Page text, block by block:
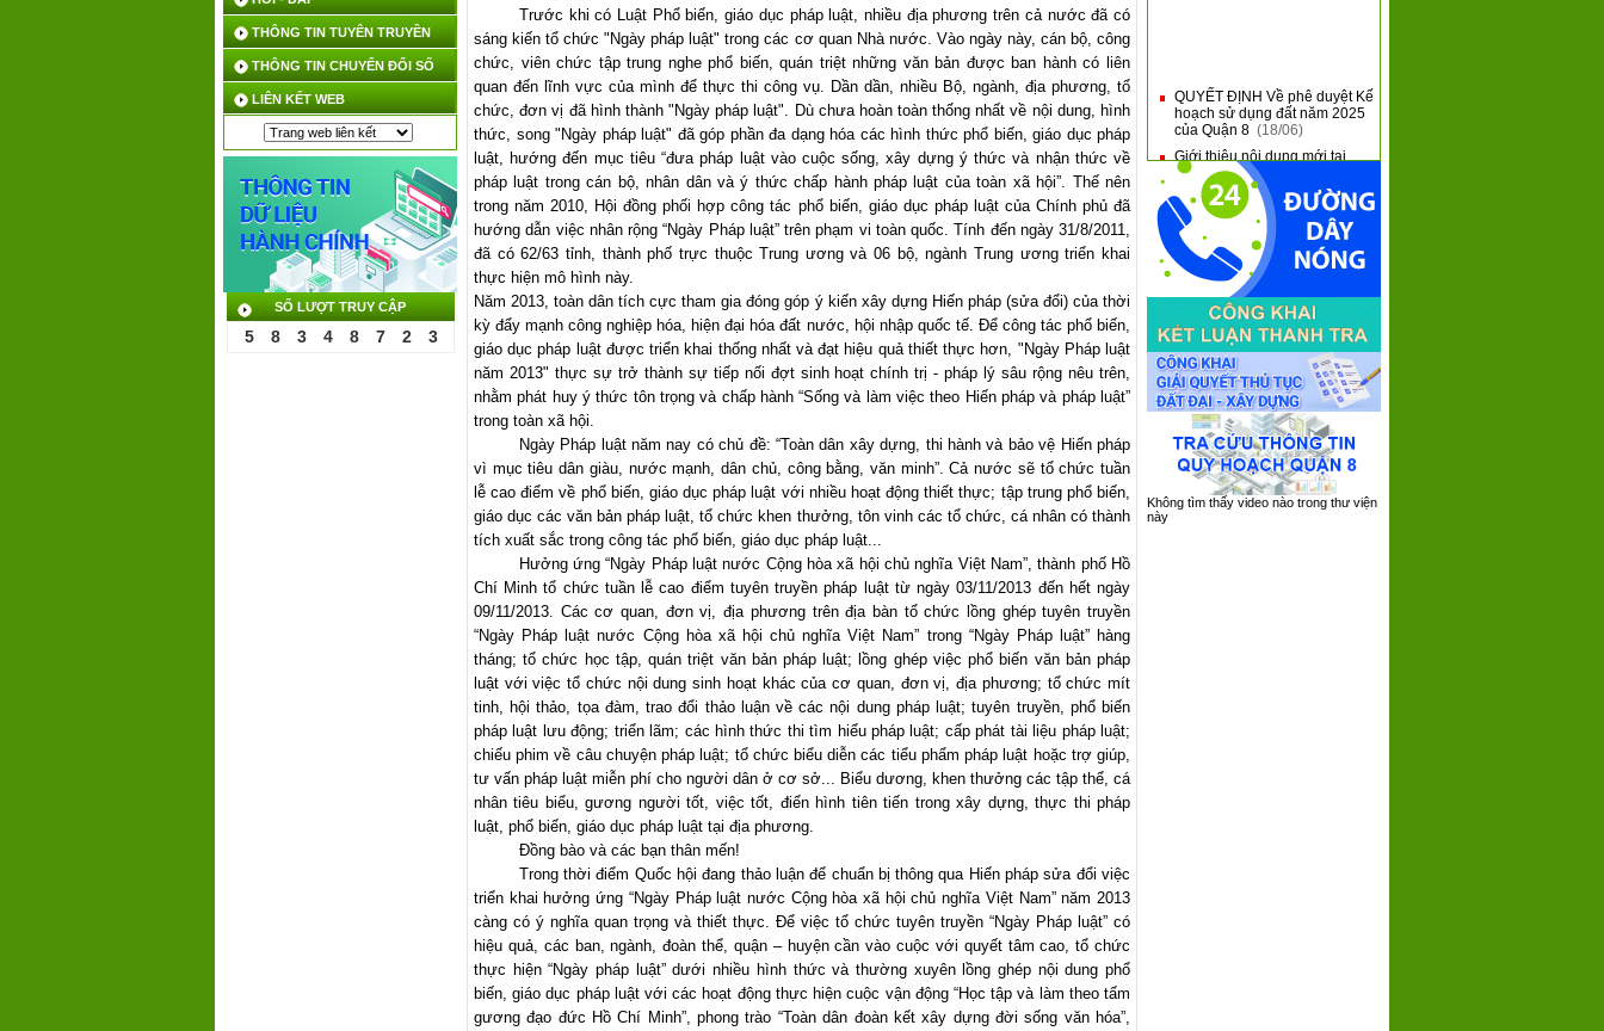
THÔNG TIN TUYÊN TRUYỀN
THÔNG TIN CHUYỂN ĐỔI SỐ
LIÊN KẾT WEB
SỐ LƯỢT TRUY CẬP
5 8 3 4 8 7 2 3
Trước khi có Luật Phổ biến, giáo dục pháp luật, nhiều địa phương trên cả nước đã có
sáng kiến tổ chức "Ngày pháp luật" trong các cơ quan Nhà nước. Vào ngày này, cán bộ, công
chức, viên chức tập trung nghe phổ biến, quán triệt những văn bản được ban hành có liên
quan đến lĩnh vực của mình để thực thi công vụ. Dần dần, nhiều Bộ, ngành, địa phương, tổ
chức, đơn vị đã hình thành "Ngày pháp luật". Dù chưa hoàn toàn thống nhất về nội dung, hình
thức, song "Ngày pháp luật" đã góp phần đa dạng hóa các hình thức phổ biến, giáo dục pháp
luật, hướng đến mục tiêu “đưa pháp luật vào cuộc sống, xây dựng ý thức và nhận thức về
pháp luật trong cán bộ, nhân dân và ý thức chấp hành pháp luật của toàn xã hội”. Thế nên
trong năm 2010, Hội đồng phối hợp công tác phổ biến, giáo dục pháp luật của Chính phủ đã
hướng dẫn việc nhân rộng “Ngày Pháp luật” trên phạm vi toàn quốc. Tính đến ngày 31/8/2011,
đã có 62/63 tỉnh, thành phố trực thuộc Trung ương và 06 bộ, ngành Trung ương triển khai
thực hiện mô hình này.
Năm 2013, toàn dân tích cực tham gia đóng góp ý kiến xây dựng Hiến pháp (sửa đổi) của thời
kỳ đẩy mạnh công nghiệp hóa, hiện đại hóa đất nước, hội nhập quốc tế. Để công tác phổ biến,
giáo dục pháp luật được triển khai thống nhất và đạt hiệu quả thiết thực hơn, "Ngày Pháp luật
năm 2013" thực sự trở thành sự tiếp nối đợt sinh hoạt chính trị - pháp lý sâu rộng nêu trên,
nhằm phát huy ý thức tôn trọng và chấp hành “Sống và làm việc theo Hiến pháp và pháp luật”
trong toàn xã hội.
Ngày Pháp luật năm nay có chủ đề: “Toàn dân xây dựng, thi hành và bảo vệ Hiến pháp
vì mục tiêu dân giàu, nước mạnh, dân chủ, công bằng, văn minh”. Cả nước sẽ tổ chức tuần
lễ cao điểm về phổ biến, giáo dục pháp luật với nhiều hoạt động thiết thực; tập trung phổ biến,
giáo dục các văn bản pháp luật, tổ chức khen thưởng, tôn vinh các tổ chức, cá nhân có thành
tích xuất sắc trong công tác phổ biến, giáo dục pháp luật...
Hưởng ứng “Ngày Pháp luật nước Cộng hòa xã hội chủ nghĩa Việt Nam”, thành phố Hồ
Chí Minh tổ chức tuần lễ cao điểm tuyên truyền pháp luật từ ngày 03/11/2013 đến hết ngày
09/11/2013. Các cơ quan, đơn vị, địa phương trên địa bàn tổ chức lồng ghép tuyên truyền
“Ngày Pháp luật nước Cộng hòa xã hội chủ nghĩa Việt Nam” trong “Ngày Pháp luật” hàng
tháng; tổ chức học tập, quán triệt văn bản pháp luật; lồng ghép việc phổ biến văn bản pháp
luật với việc tổ chức nội dung sinh hoạt khác của cơ quan, đơn vị, địa phương; tổ chức mít
tinh, hội thảo, tọa đàm, trao đổi thảo luận về các nội dung pháp luật; tuyên truyền, phổ biến
pháp luật lưu động; triển lãm; các hình thức thi tìm hiểu pháp luật; cấp phát tài liệu pháp luật;
chiếu phim về câu chuyện pháp luật; tổ chức biểu diễn các tiểu phẩm pháp luật hoặc trợ giúp,
tư vấn pháp luật miễn phí cho người dân ở cơ sở... Biểu dương, khen thưởng các tập thể, cá
nhân tiêu biểu, gương người tốt, việc tốt, điển hình tiên tiến trong xây dựng, thực thi pháp
luật, phổ biến, giáo dục pháp luật tại địa phương.
Đồng bào và các bạn thân mến!
Trong thời điểm Quốc hội đang thảo luận để chuẩn bị thông qua Hiến pháp sửa đổi việc
triển khai hưởng ứng “Ngày Pháp luật nước Cộng hòa xã hội chủ nghĩa Việt Nam” năm 2013
càng có ý nghĩa quan trọng và thiết thực. Để việc tổ chức tuyên truyền “Ngày Pháp luật” có
hiệu quả, các ban, ngành, đoàn thể, quận – huyện cần vào cuộc với quyết tâm cao, tổ chức
thực hiện “Ngày pháp luật” dưới nhiều hình thức và thường xuyên lồng ghép nội dung phổ
biến, giáo dục pháp luật với các hoạt động thực hiện cuộc vận động “Học tập và làm theo tấm
gương đạo đức Hồ Chí Minh”, phong trào “Toàn dân đoàn kết xây dựng đời sống văn hóa”,
QUYẾT ĐỊNH Về phê duyệt Kế
hoạch sử dụng đất năm 2025
của Quận 8(18/06)
Giới thiệu nội dung mới tại
Thông tư 31 và Thông tư 32
của Bộ Tài Chính
■QUẬN 8 KHAI MẠC HỘI THAO
QUỐC PHÒNG NĂM 2025
(09/06)
QUẬN 8: SƠ KẾT 05 NĂM
THỰC HIỆN CHƯƠNG TRÌNH
TỔNG THỂ CẢI CÁCH HÀNH
CHÍNH NHÀ NƯỚC GIAI
ĐOẠN 2021 - 2030(08/06)
■QUẬN 8 TIẾP XÚC, ĐỐI
THOẠI VỚI DOANH NGHIỆP
TRÊN ĐỊA BÀN NĂM 2025
(05/06)
Không tìm thấy video nào trong thư viện
này